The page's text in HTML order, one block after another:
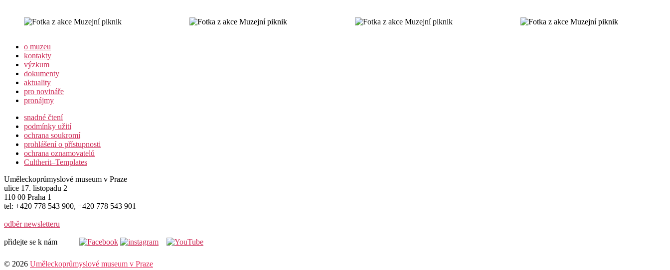
o muzeu
kontakty
výzkum
dokumenty
aktuality
pro novináře
pronájmy
snadné čtení
podmínky užití
ochrana soukromí
prohlášení o přístupnosti
ochrana oznamovatelů
Cultherit–Templates
Uměleckoprůmyslové museum v Praze
ulice 17. listopadu 2
110 00 Praha 1
tel: +420 778 543 900, +420 778 543 901
odběr newsletteru
přidejte se k nám
© 2026 Uměleckoprůmyslové museum v Praze